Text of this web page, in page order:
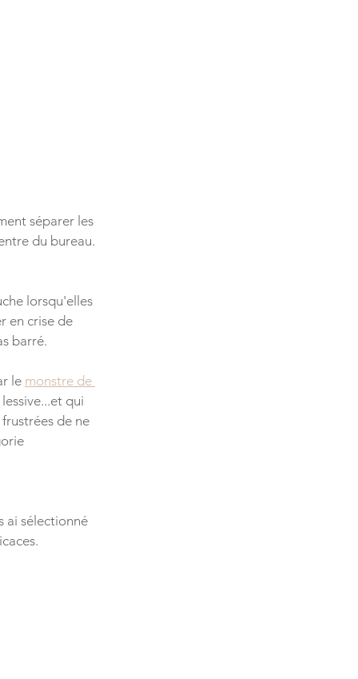
séparer les
du bureau.
lorsqu'elles
en crise de
barré.
le monstre de
qui
de ne
ai sélectionné